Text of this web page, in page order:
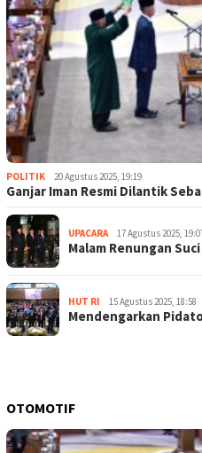
POLITIK 20 Agustus 2025, 19:19
Ganjar Iman Resmi Dilantik
UPACARA 17 Agustus 2025,
Malam Renungan
HUT RI 15 Agustus 2025, 18:58
Mendengarkan
OTOMOTIF